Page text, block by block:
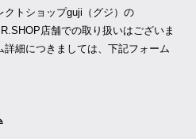
クトショップguji（グジ）の
店舗での取り扱いはございま
細につきましては、下記フォーム